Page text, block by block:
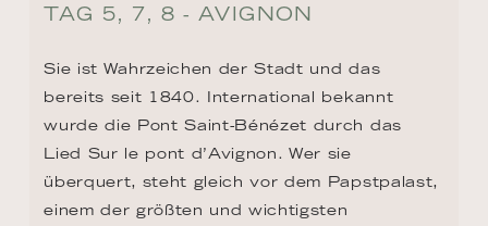
TAG 5, 7, 8 - AVIGNON
Sie ist Wahrzeichen der Stadt und das
bereits seit 1840. International bekannt
wurde die Pont Saint-Bénézet durch das
Lied Sur le pont d’Avignon. Wer sie
überquert, steht gleich vor dem Papstpalast,
einem der größten und wichtigsten